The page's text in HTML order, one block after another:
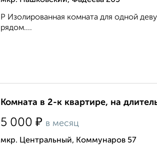
Р Изолированная комната для одной
рядом....
Комната в 2-к квартире, на
5 000 ₽ в месяц
мкр. Центральный, Коммунаров 57